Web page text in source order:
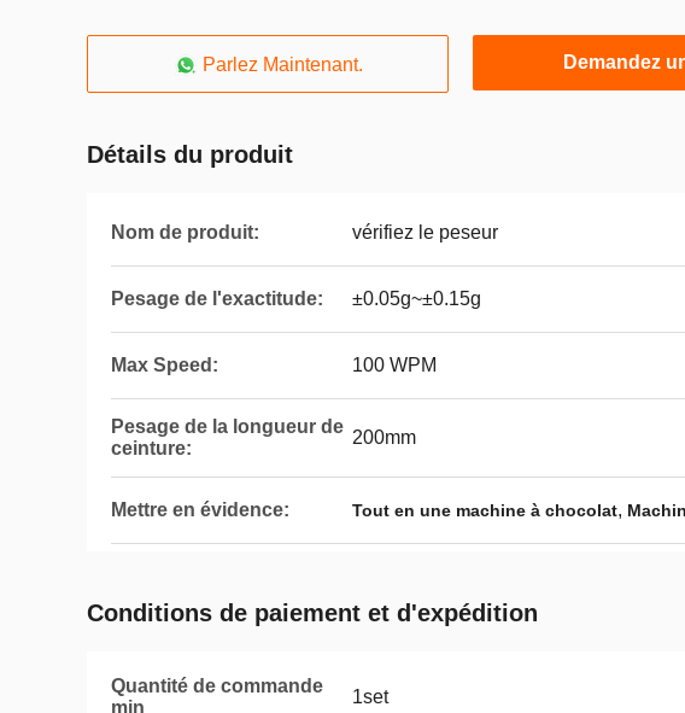
Parlez Maintenant. Demandez
Détails du produit
Nom de produit: vérifiez le peseur
Pesage de l'exactitude: ±0.05g~±0.15g
Max Speed: 100 WPM
Pesage de la longueur de
ceinture:
200mm
Mettre en évidence: Tout en une machine à chocolat,
Conditions de paiement et d'expédition
Quantité de commande
min
1set